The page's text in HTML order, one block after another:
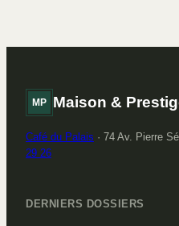
responsabilités et
MP Maison &
Café du Palais · 74 Av. Pierre
29 26
DERNIERS DOSSIERS